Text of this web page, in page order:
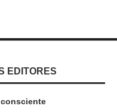
EDITORES